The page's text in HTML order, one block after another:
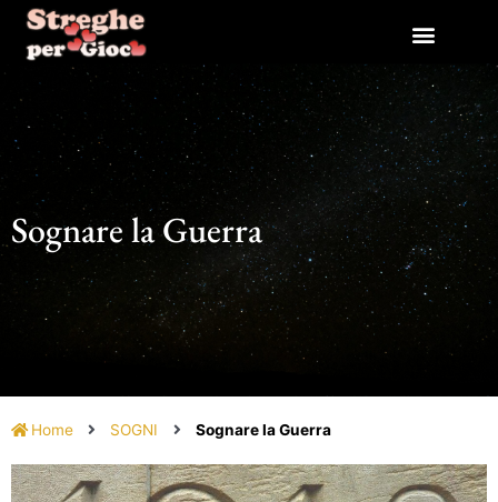
contenuto
Sognare la Guerra
Home SOGNI Sognare la Guerra